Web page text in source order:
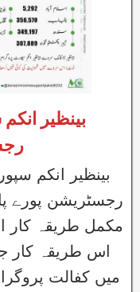
بینظیر
رجسٹریشن پورے
مکمل طریقہ کار
اس طریقہ کار
میں کفالت